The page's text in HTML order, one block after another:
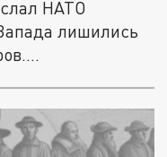
НАТО
лишились